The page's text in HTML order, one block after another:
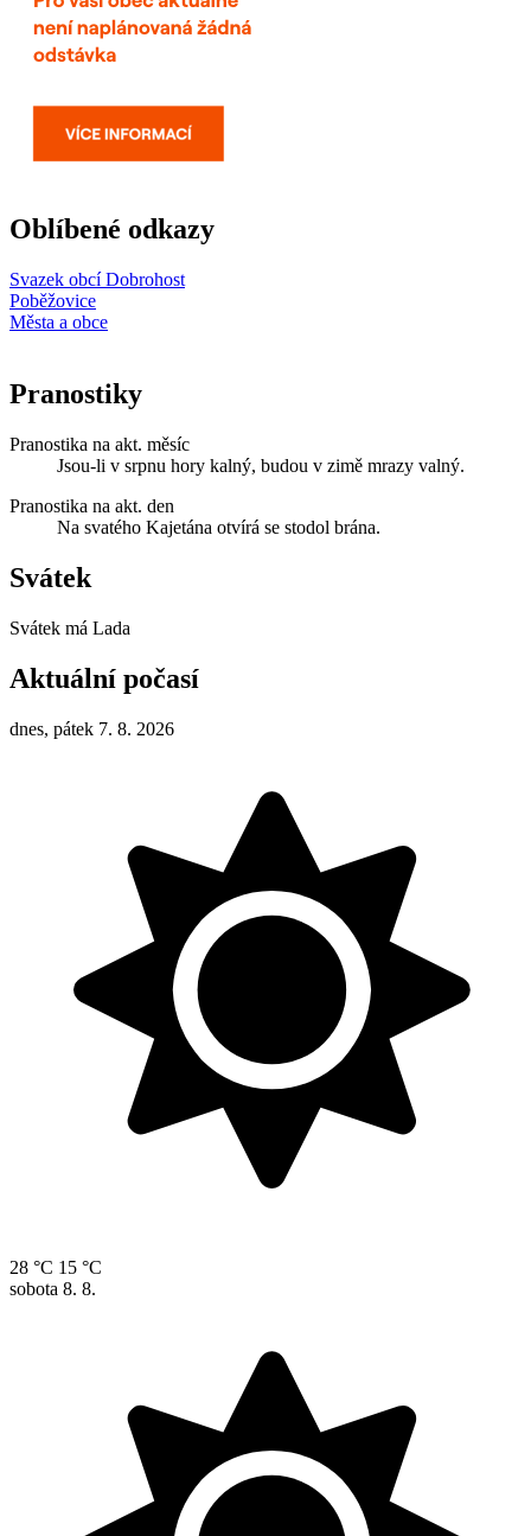
Oblíbené odkazy
Svazek obcí Dobrohost
Poběžovice
Města a obce
Pranostiky
Pranostika na akt. měsíc
Jsou-li v srpnu hory kalný, budou v zimě mrazy valný.
Pranostika na akt. den
Na svatého Kajetána otvírá se stodol brána.
Svátek
Svátek má Lada
Aktuální počasí
dnes, pátek 7. 8. 2026
28 °C 15 °C
sobota 8. 8.